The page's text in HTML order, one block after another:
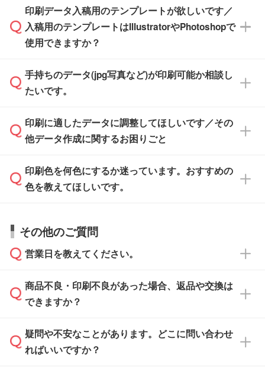
※土日祝日を除く営業日換算です。
※沖縄・離島は追加日数がかかります。
ザインソフトがなくても安心です。
また、「データ作成サービス
せいただければ、弊社にて無料でデザインデー
タを1点作成いたします。
IllustratorやPhotoshop、CLIP STUDIOなどのデ
ザインソフトでこだわりのデザインを作成した
い方は、完全データ入稿
積・ご注文フォームにアップロードしてご入稿
ください。
ご入稿後は経験豊富なスタッフがデータに不備
がないかチェックし、お客様と確認してから印
刷に進みますので、ご安心ください。
印刷データ入稿用のテンプレートが欲しいです／
入稿用のテンプレートはIllustratorやPhotoshopで
使用できますか？
一部商品は入稿用テンプレートのご用意があり
ます。各商品ページの『印刷方法・テンプレー
入稿用のテンプレートはPDF形式ですが、
IllustratorやPhotoshopで開いてご利用いただけ
方」をご確認ください。
手持ちのデータ(jpg写真など)が印刷可能か相談し
たいです。
印刷に適したデータ・解像度かどうか、担当ス
タッフが事前に確認いたします。
ムへ添付いただくか、担当スタッフ宛にメール
でお送りください。
い合わせください。
なお、印刷用データの作り方に関する詳細は、
印刷に適したデータに調整してほしいです／その
他データ作成に関するお困りごと
データ作成でお困りの際には、担当スタッフが
サポートいたしますのでお気軽にご相談くださ
から添付してお送りください。
・解像度の低いデータをトレース/調整してほ
しい
解像度の低い画像や、手書きのイラスト、写真
などを、印刷に適したベクターデータに変換し
・フルカラーデータを1色に変換してほしい
印刷色を何色にするか迷っています。おすすめの
色を教えてほしいです。
相談いただきますと、担当スタッフがお客様の
ご希望や商品の本体色を確認し、印刷色をご提
本体色がブラック、ネイビーなど濃色の場合は
白色か淡い色の印刷色をおすすめしておりま
す。
本体色がナチュラルなど淡色の場合、印刷をく
っきりと目立たせたいときは濃い印刷色が、柔
らかい雰囲気にしたいときは淡い印刷色が映え
その他のご質問
営業日を教えてください。
営業日は平日の10:00～18:00で、土日祝日はお
休みとなります。注文・見積・お問い合わせ
速やかに対応いたします。
商品不良・印刷不良があった場合、返品や交換は
できますか？
お手数をお掛けいたしますが、至急担当スタッ
フまでご連絡ください。商品の状況を確認し、
疑問や不安なことがあります。どこに問い合わせ
ればいいですか？